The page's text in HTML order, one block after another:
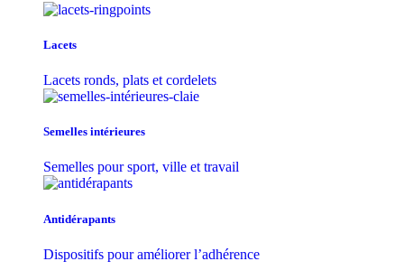
Lacets
Lacets ronds, plats et cordelets
Semelles intérieures
Semelles pour sport, ville et travail
Antidérapants
Dispositifs pour améliorer l’adhérence